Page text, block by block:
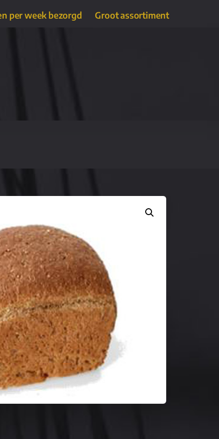
per week bezorgd Groot assortiment